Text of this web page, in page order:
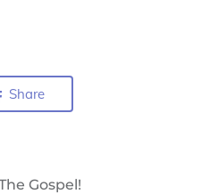
Share
Gospel!